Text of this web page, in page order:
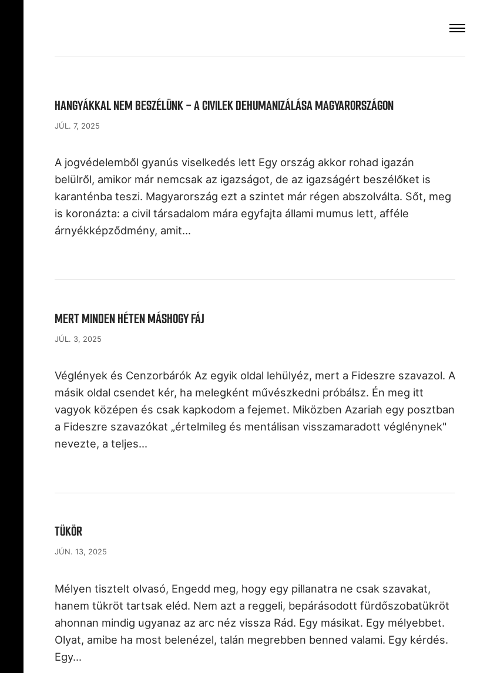
HANGYÁKKAL NEM BESZÉLÜNK - A CIVILEK DEHUMANIZÁLÁSA MAGYARORSZÁGON
JÚL. 7, 2025
A jogvédelemből gyanús viselkedés lett Egy ország akkor rohad igazán
belülről, amikor már nemcsak az igazságot, de az igazságért beszélőket is
karanténba teszi. Magyarország ezt a szintet már régen abszolválta. Sőt, meg
is koronázta: a civil társadalom mára egyfajta állami mumus lett, afféle
árnyékképződmény, amit…
MERT MINDEN HÉTEN MÁSHOGY FÁJ
JÚL. 3, 2025
Véglények és Cenzorbárók Az egyik oldal lehülyéz, mert a Fideszre szavazol. A
másik oldal csendet kér, ha melegként művészkedni próbálsz. Én meg itt
vagyok középen és csak kapkodom a fejemet. Miközben Azariah egy posztban
a Fideszre szavazókat „értelmileg és mentálisan visszamaradott véglénynek"
nevezte, a teljes…
TÜKÖR
JÚN. 13, 2025
Mélyen tisztelt olvasó, Engedd meg, hogy egy pillanatra ne csak szavakat,
hanem tükröt tartsak eléd. Nem azt a reggeli, bepárásodott fürdőszobatükröt
ahonnan mindig ugyanaz az arc néz vissza Rád. Egy másikat. Egy mélyebbet.
Olyat, amibe ha most belenézel, talán megrebben benned valami. Egy kérdés.
Egy…